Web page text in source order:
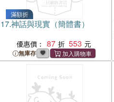
滿額折
17.神話與現實（簡體書）
優惠價： 87 553
無庫存